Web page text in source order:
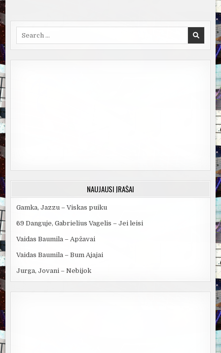
NAUJAUSI ĮRAŠAI
Gamka, Jazzu – Viskas puiku
69 Danguje, Gabrielius Vagelis – Jei leisi
Vaidas Baumila – Apžavai
Vaidas Baumila – Bum Ajajai
Jurga, Jovani – Nebijok